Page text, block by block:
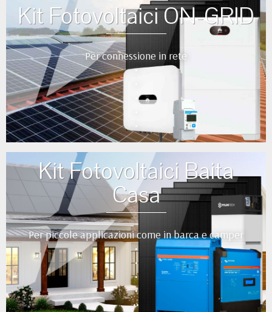
Kit Fotovoltaici ON-GRID
Per connessione in rete
•
•
Kit Fotovoltaici Baita
Casa
Per piccole applicazioni come in barca e camper
•
•
•
•
••